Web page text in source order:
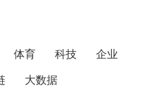
体育 科技
企业
大数据